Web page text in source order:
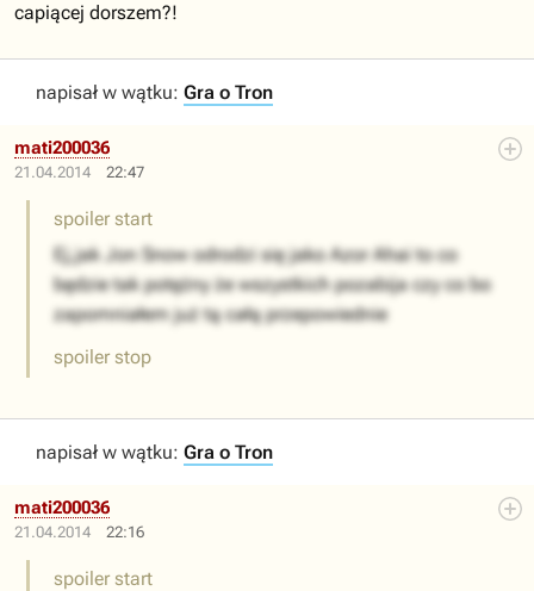
capiącej dorszem?!
napisał w wątku: Gra o Tron
21.04.2014 22:47
mati200036
spoiler start
Ej,jak Jon Snow odrodzi się jako Azor Ahai to co
będzie tak potężny że wszystkich pozabija czy co bo
zapomniałem już tą całą przepowiednie
spoiler stop
napisał w wątku: Gra o Tron
21.04.2014 22:16
mati200036
spoiler start